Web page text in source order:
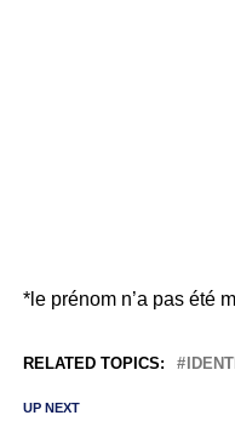
*le prénom n’a pas été
RELATED TOPICS:
UP NEXT